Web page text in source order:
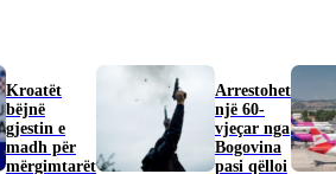
Kroatët
bëjnë
gjestin e
madh për
mërgimtarët
Arrestohet
një 60-
vjeçar nga
Bogovina
pasi qëlloi